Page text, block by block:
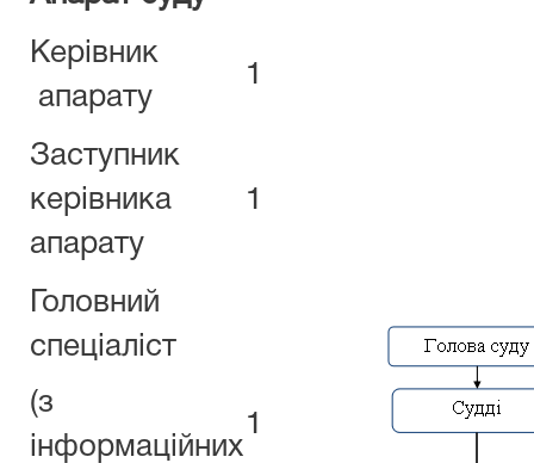
Керівник
апарату
1
Заступник
керівника
апарату
1
Головний
спеціаліст
(з
інформаційних
1